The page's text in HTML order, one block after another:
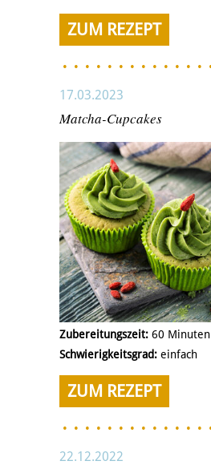
ZUM REZEPT
17.03.2023
Matcha-Cupcakes
Zubereitungszeit: 60 Minuten
Schwierigkeitsgrad: einfach
ZUM REZEPT
22.12.2022